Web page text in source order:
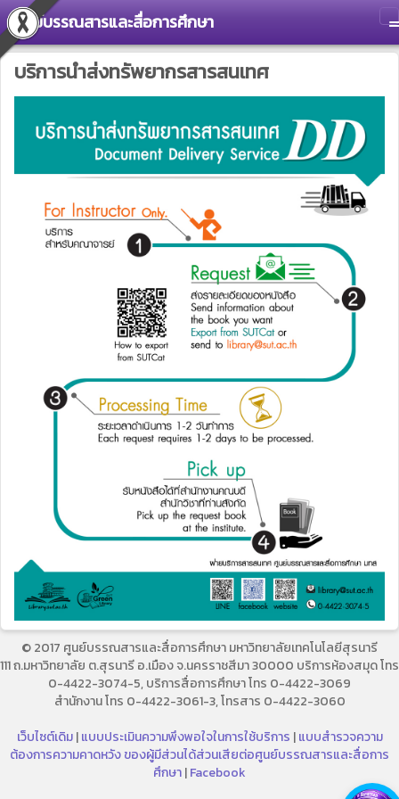
ศูนย์บรรณสารและสื่อการศึกษา
บริการนำส่งทรัพยากรสารสนเทศ
© 2017 ศูนย์บรรณสารและสื่อการศึกษา มหาวิทยาลัยเทคโนโลยีสุรนารี
111 ถ.มหาวิทยาลัย ต.สุรนารี อ.เมือง จ.นครราชสีมา 30000 บริการห้องสมุด โทร
0-4422-3074-5, บริการสื่อการศึกษา โทร 0-4422-3069
สำนักงาน โทร 0-4422-3061-3, โทรสาร 0-4422-3060
เว็บไซต์เดิม|แบบประเมินความพึงพอใจในการใช้บริการ |แบบสำรวจความ
ต้องการความคาดหวัง ของผู้มีส่วนได้ส่วนเสียต่อศูนย์บรรณสารและสื่อการ
ศึกษา|Facebook